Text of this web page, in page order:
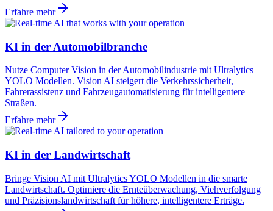
Erfahre mehr
KI in der Automobilbranche
Nutze Computer Vision in der Automobilindustrie mit Ultralytics
YOLO Modellen. Vision AI steigert die Verkehrssicherheit,
Fahrerassistenz und Fahrzeugautomatisierung für intelligentere
Straßen.
Erfahre mehr
KI in der Landwirtschaft
Bringe Vision AI mit Ultralytics YOLO Modellen in die smarte
Landwirtschaft. Optimiere die Ernteüberwachung, Viehverfolgung
und Präzisionslandwirtschaft für höhere, intelligentere Erträge.